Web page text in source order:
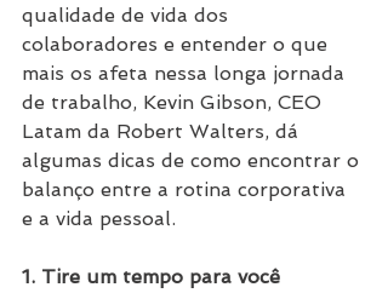
qualidade de vida dos
colaboradores e entender o que
mais os afeta nessa longa jornada
de trabalho, Kevin Gibson, CEO
Latam da Robert Walters, dá
algumas dicas de como encontrar o
balanço entre a rotina corporativa
e a vida pessoal.
1. Tire um tempo para você